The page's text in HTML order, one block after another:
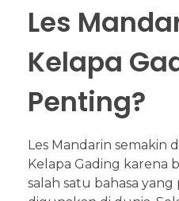
Les
Kelapa
Penting?
Les Mandarin semakin
Kelapa Gading karena
salah satu bahasa